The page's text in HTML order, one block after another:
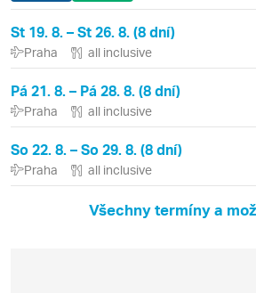
St 19. 8. – St 26. 8. (8 dní)
Praha all inclusive
Pá 21. 8. – Pá 28. 8. (8 dní)
Praha all inclusive
So 22. 8. – So 29. 8. (8 dní)
Praha all inclusive
Všechny termíny a